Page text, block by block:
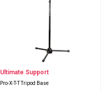
Ultimate Support
Pro-X-T-T Tripod Base